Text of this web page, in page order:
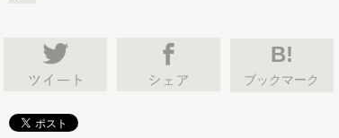
B!
ブックマーク